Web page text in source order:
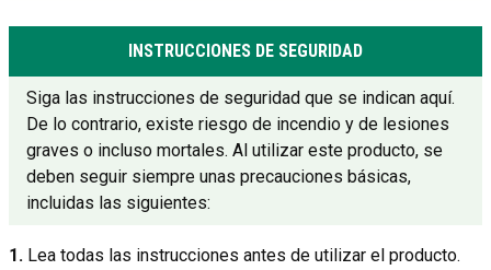
INSTRUCCIONES DE SEGURIDAD
Siga las instrucciones de seguridad que se indican aquí.
De lo contrario, existe riesgo de incendio y de lesiones
graves o incluso mortales. Al utilizar este producto, se
deben seguir siempre unas precauciones básicas,
incluidas las siguientes:
1. Lea todas las instrucciones antes de utilizar el producto.